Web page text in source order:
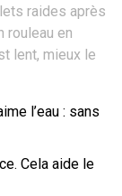
raides après
rouleau en
lent, mieux le
l’eau : sans
Cela aide le